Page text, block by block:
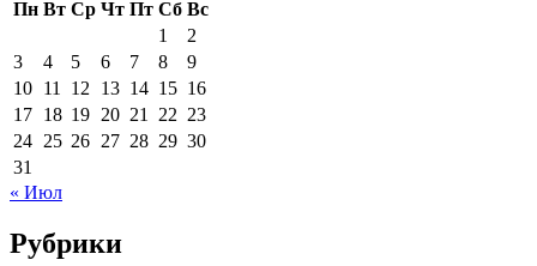
Пн Вт Ср Чт Пт Сб Вс
1
2
3
4 5 6 7 8
9
10 11 12 13 14 15 16
17 18 19 20 21 22 23
24 25 26 27 28 29 30
31
« Июл
Рубрики